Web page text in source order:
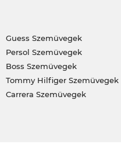
Guess Szemüvegek
Persol Szemüvegek
Boss Szemüvegek
Tommy Hilfiger Szemüvegek
Carrera Szemüvegek